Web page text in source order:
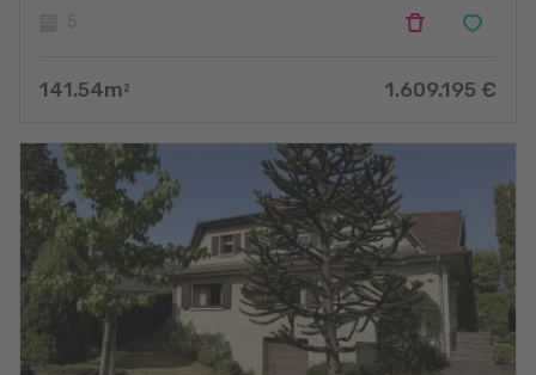
141.54m 2 1.609.195 €